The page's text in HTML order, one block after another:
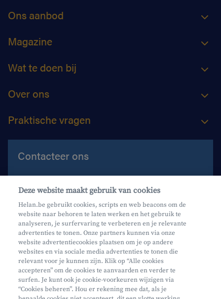
Ons aanbod
Magazine
Wat te doen bij
Over ons
Praktische vragen
Contacteer ons
Contacteer ons
Maak een afspraak
Waar vind je ons?
Mifid
Deze website maakt gebruik van cookies
Helan.be gebruikt cookies, scripts en web beacons om de
website naar behoren te laten werken en het gebruik te
analyseren, je surfervaring te verbeteren en je relevante
advertenties te tonen. Onze partners kunnen via onze
website advertentiecookies plaatsen om je op andere
websites en via sociale media advertenties te tonen die
relevant voor je kunnen zijn. Klik op “Alle cookies
accepteren” om de cookies te aanvaarden en verder te
surfen. Je kunt ook je cookie-voorkeuren wijzigen via
“Cookies beheren”. Hou er rekening mee dat, als je